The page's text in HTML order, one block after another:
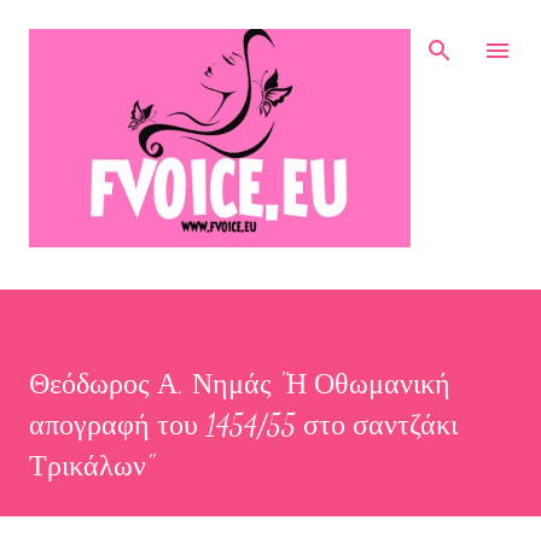
Μετάβαση στο κύριο περιεχόμενο
Θεόδωρος Α. Νημάς "Η Οθωμανική
απογραφή του 1454/55 στο σαντζάκι
Τρικάλων"